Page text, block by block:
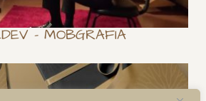
– MOBGRAFIA